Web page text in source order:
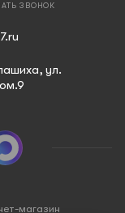
ЗВОНОК
ул.
магазин